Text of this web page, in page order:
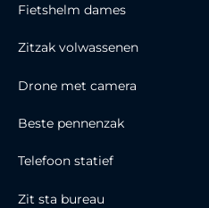
Fietshelm dames
Zitzak volwassenen
Drone met camera
Beste pennenzak
Telefoon statief
Zit sta bureau